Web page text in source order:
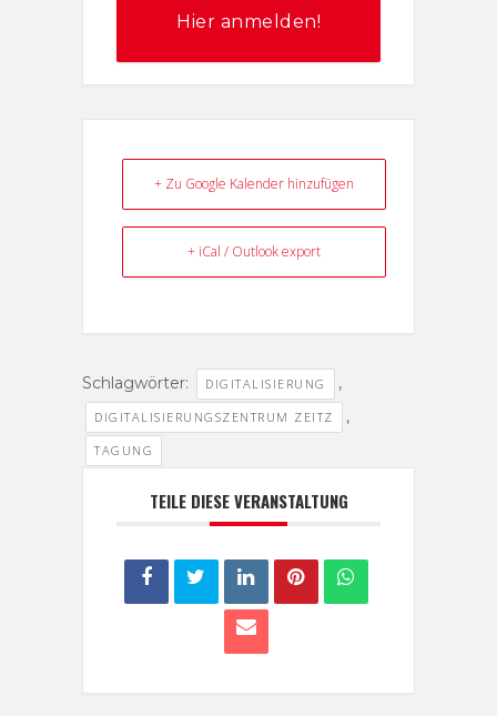
Hier anmelden!
+ Zu Google Kalender hinzufügen
+ iCal / Outlook export
Schlagwörter: DIGITALISIERUNG ,
DIGITALISIERUNGSZENTRUM ZEITZ ,
TAGUNG
TEILE DIESE VERANSTALTUNG